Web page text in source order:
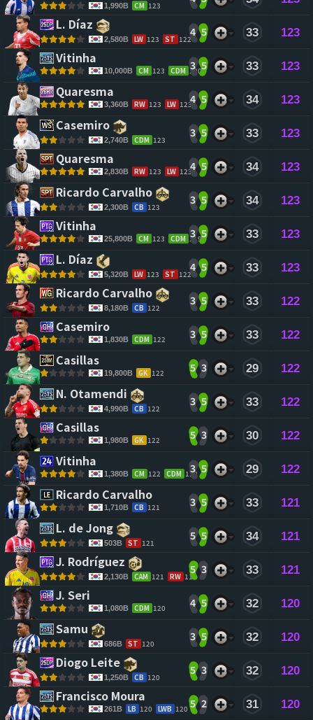
1,990B CM 123
L. Díaz
2,580B LW 123 ST 122
4 5 33 123
Vitinha
10,000B CM 123 CDM 120
3 5 33 123
Quaresma
3,360B RW 123 LW 1234 5 34 123
Casemiro
2,740B CDM 123
3 5 33 123
Quaresma
2,830B RW 123 LW 1234 5 34 123
Ricardo Carvalho
2,300B CB 123
3 5 34 123
Vitinha
25,800B CM 123 CDM 119
3 5 33 123
L. Díaz
5,320B LW 123 ST 122
4 5 33 123
Ricardo Carvalho
8,180B CB 122
3 5 33 122
Casemiro
1,830B CDM 122 3 5 33 122
Casillas
19,800B GK 122 5 3 29 122
N. Otamendi
4,990B CB 122
3 5 33 122
Casillas
1,980B GK 122 5 3 30 122
Vitinha
1,380B CM 122 CDM 118
3 5 29 122
Ricardo Carvalho
1,710B CB 121 3 5 33 121
L. de Jong
503B ST 121
5 5 34 121
J. Rodríguez
2,130B CAM 121 RW 119
5 3 33 121
J. Seri
1,080B CDM 120 4 5 32 120
Samu
686B ST 120
3 5 32 120
Diogo Leite
1,250B CB 120
5 3 32 120
Francisco Moura
261B LB 120 LWB 120 5 2 31 120